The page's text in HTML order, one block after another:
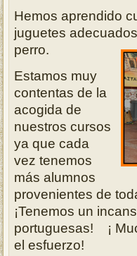
Hemos aprendido
juguetes
perro.
Estamos muy
contentas de la
acogida de
nuestros cursos
ya que cada
vez tenemos
más alumnos
provenientes de
¡Tenemos un
portuguesas! ¡
el esfuerzo!